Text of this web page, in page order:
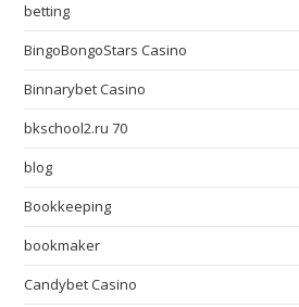
betting
BingoBongoStars Casino
Binnarybet Casino
bkschool2.ru 70
blog
Bookkeeping
bookmaker
Candybet Casino